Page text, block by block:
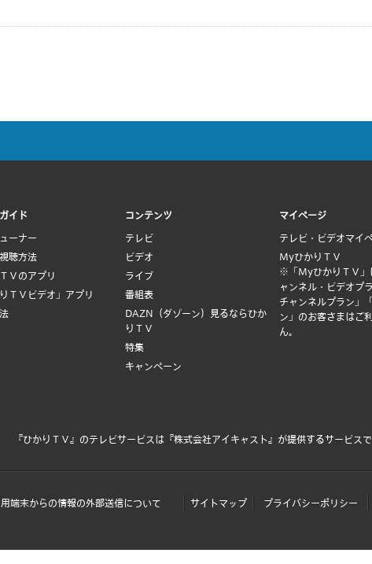
イド
ーナー
聴方法
Ｖのアプリ
りＴＶビデオ」アプリ
コンテンツ
テレビ
ビデオ
ライブ
番組表
DAZN（ダゾーン）見るならひか
りＴＶ
特集
キャンペーン
マイページ
テレビ・ビデオマイ
MyひかりＴＶ
※「MyひかりＴＶ」
ャンネル・ビデオプ
チャンネルプラン」
ン」のお客さまはご
ん。
『ひかりＴＶ』のテレビサービスは 『株式会社アイキャスト』 が提供するサービスで
端末からの情報の外部送信について サイトマップ プライバシーポリシー